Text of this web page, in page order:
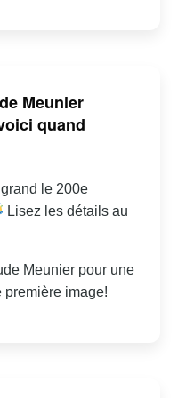
Meunier
quand
le 200e
Lisez les détails au
Meunier pour une
première image!